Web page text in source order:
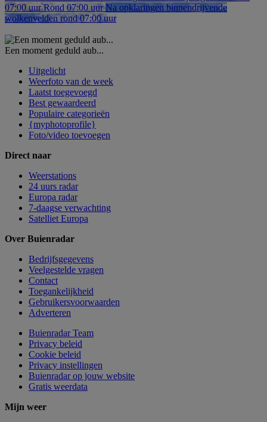
07:00 uur Rond 07:00 uur Na opklaringen binnendrijvende
wolkenvelden rond 07:00 uur
Een moment geduld aub...
Uitgelicht
Weerfoto van de week
Laatst toegevoegd
Best gewaardeerd
Populaire categorieën
{myphotoprofile}
Foto/video toevoegen
Direct naar
Weerstations
24 uurs radar
Europa radar
7-daagse verwachting
Satelliet Europa
Over Buienradar
Bedrijfsgegevens
Veelgestelde vragen
Contact
Toegankelijkheid
Gebruikersvoorwaarden
Adverteren
Buienradar Team
Privacy beleid
Cookie beleid
Privacy instellingen
Buienradar op jouw website
Gratis weerdata
Mijn weer